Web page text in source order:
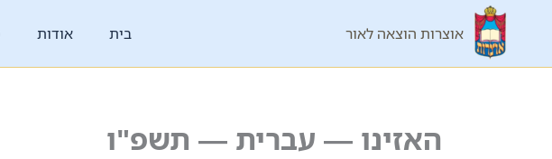
אוצרות הוצאה לאור בית אודות
האזינו — עברית — תשפ"ו